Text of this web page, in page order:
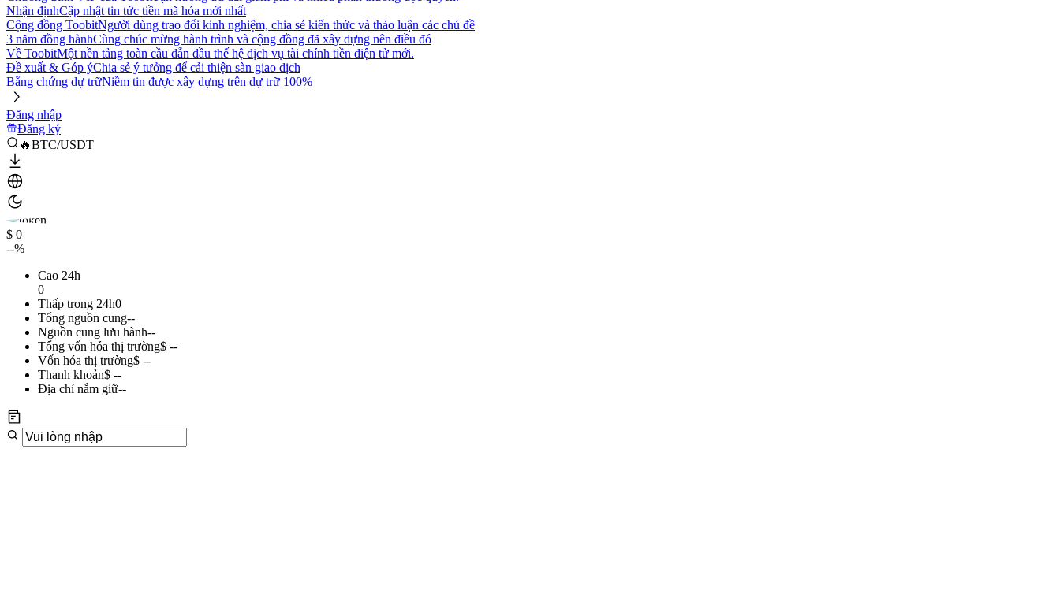
Nhận địnhCập nhật tin tức tiền mã hóa mới nhất
Cộng đồng ToobitNgười dùng trao đổi kinh nghiệm, chia sẻ kiến thức và thảo luận các chủ đề
3 năm đồng hànhCùng chúc mừng hành trình và cộng đồng đã xây dựng nên điều đó
Về ToobitMột nền tảng toàn cầu dẫn đầu thế hệ dịch vụ tài chính tiền điện tử mới.
Đề xuất & Góp ýChia sẻ ý tưởng để cải thiện sàn giao dịch
Bằng chứng dự trữNiềm tin được xây dựng trên dự trữ 100%
Đăng nhập
Đăng ký
🔥BTC/USDT
$ 0
--%
Cao 24h
0
Thấp trong 24h0
Tổng nguồn cung--
Nguồn cung lưu hành--
Tổng vốn hóa thị trường$ --
Vốn hóa thị trường$ --
Thanh khoản$ --
Địa chỉ nắm giữ--